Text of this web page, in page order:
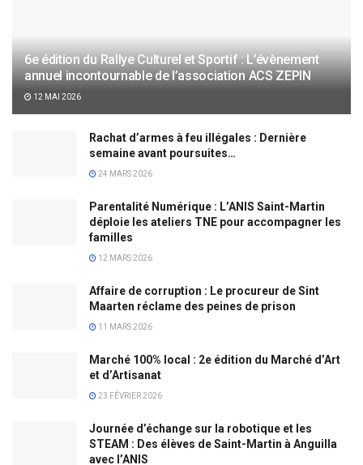
6e édition du Rallye Culturel et Sportif : L’évènement
annuel incontournable de l’association ACS ZEPIN
12 MAI 2026
Rachat d’armes à feu illégales : Dernière
semaine avant poursuites…
24 MARS 2026
Parentalité Numérique : L’ANIS Saint-Martin
déploie les ateliers TNE pour accompagner les
familles
12 MARS 2026
Affaire de corruption : Le procureur de Sint
Maarten réclame des peines de prison
11 MARS 2026
Marché 100% local : 2e édition du Marché d’Art
et d’Artisanat
23 FÉVRIER 2026
Journée d’échange sur la robotique et les
STEAM : Des élèves de Saint-Martin à Anguilla
avec l’ANIS